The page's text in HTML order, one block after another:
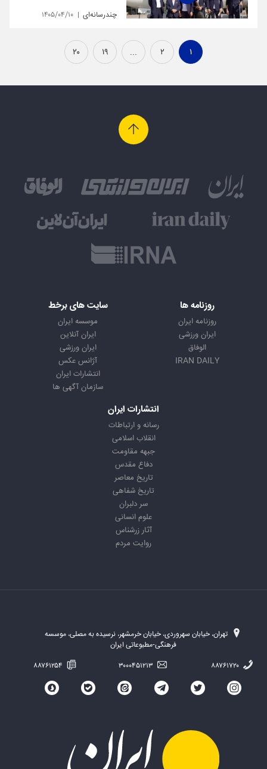
چندرسانه‌ای ۱۴۰۵/۰۴/۱۰
۱ ۲ ... ۱۹ ۲۰
روزنامه ها
روزنامه ایران
ایران ورزشی
الوفاق
IRAN DAILY
سایت های برخط
موسسه ایران
ایران آنلاین
ایران ورزشی
آژانس عکس
انتشارات ایران
سازمان آگهی ها
انتشارات ایران
رسانه و ارتباطات
انقلاب اسلامی
جبهه مقاومت
دفاع مقدس
تاریخ معاصر
تاریخ شفاهی
سر دلبران
علوم انسانی
آثار زرشناس
روایت مردم
تهران، خیابان سهروردی، خیابان خرمشهر، نرسیده به مصلی، موسسه
فرهنگی-مطبوعاتی ایران